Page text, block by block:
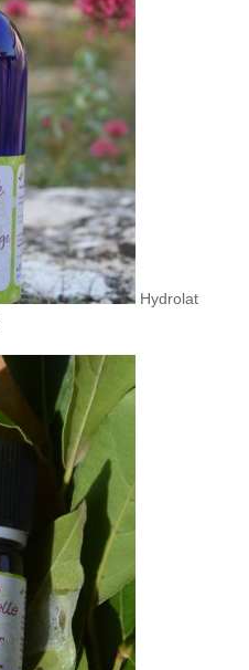
Hydrolat